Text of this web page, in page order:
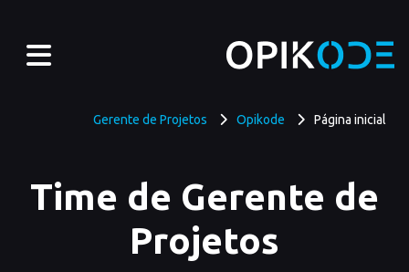
Página inicial
Opikode
Gerente de Projetos
Time de Gerente de
Projetos